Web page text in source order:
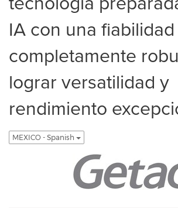
IA con una fiabilidad
completamente
lograr versatilidad y
rendimiento
MEXICO - Spanish